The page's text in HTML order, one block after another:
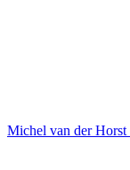
Michel van der Horst